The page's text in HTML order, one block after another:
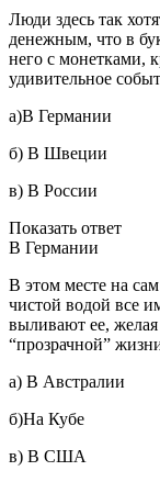
Люди здесь так
денежным, что в
него с монетками,
удивительное
а)В Германии
б) В Швеции
в) В России
Показать ответ
В Германии
В этом месте на
чистой водой все
выливают ее,
“прозрачной”
а) В Австралии
б)На Кубе
в) В США